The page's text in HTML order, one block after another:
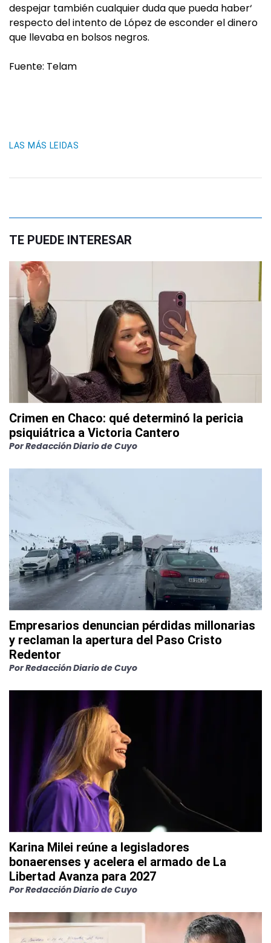
despejar también cualquier duda que pueda haber‘
respecto del intento de López de esconder el dinero
que llevaba en bolsos negros.
Fuente: Telam
LAS MÁS LEIDAS
TE PUEDE INTERESAR
Crimen en Chaco: qué determinó la pericia
psiquiátrica a Victoria Cantero
PorRedacción Diario de Cuyo
Empresarios denuncian pérdidas millonarias
y reclaman la apertura del Paso Cristo
Redentor
PorRedacción Diario de Cuyo
Karina Milei reúne a legisladores
bonaerenses y acelera el armado de La
Libertad Avanza para 2027
PorRedacción Diario de Cuyo